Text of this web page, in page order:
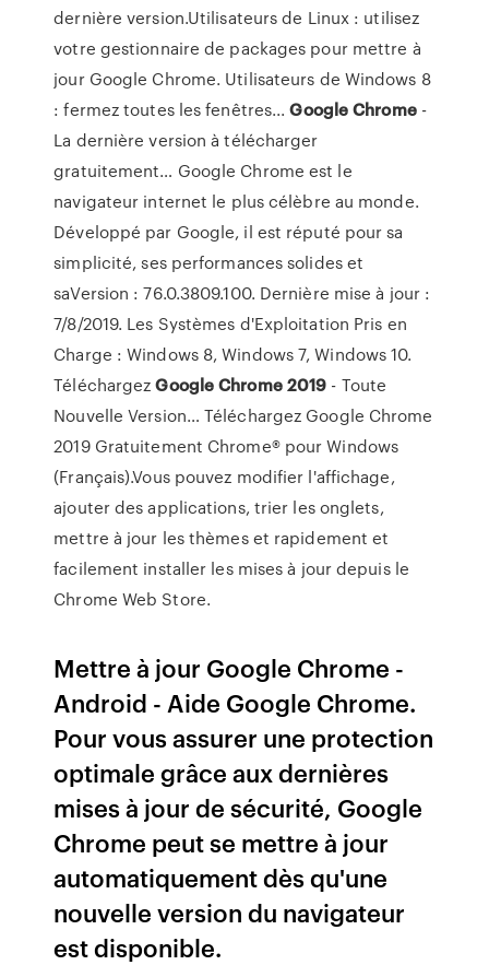
dernière version.Utilisateurs de Linux : utilisez
votre gestionnaire de packages pour mettre à
jour Google Chrome. Utilisateurs de Windows 8
: fermez toutes les fenêtres...GoogleChrome-
La dernière version à télécharger
gratuitement… Google Chrome est le
navigateur internet le plus célèbre au monde.
Développé par Google, il est réputé pour sa
simplicité, ses performances solides et
saVersion : 76.0.3809.100. Dernière mise à jour :
7/8/2019. Les Systèmes d'Exploitation Pris en
Charge : Windows 8, Windows 7, Windows 10.
TéléchargezGoogleChrome 2019 - Toute
Nouvelle Version… Téléchargez Google Chrome
2019 Gratuitement Chrome® pour Windows
(Français).Vous pouvez modifier l'affichage,
ajouter des applications, trier les onglets,
mettre à jour les thèmes et rapidement et
facilement installer les mises à jour depuis le
Chrome Web Store.
Mettre à jour Google Chrome -
Android - Aide Google Chrome.
Pour vous assurer une protection
optimale grâce aux dernières
mises à jour de sécurité, Google
Chrome peut se mettre à jour
automatiquement dès qu'une
nouvelle version du navigateur
est disponible.